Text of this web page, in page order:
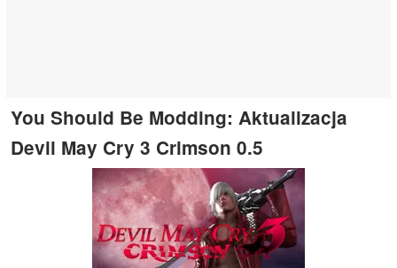
You Should Be Modding: Aktualizacja
Devil May Cry 3 Crimson 0.5